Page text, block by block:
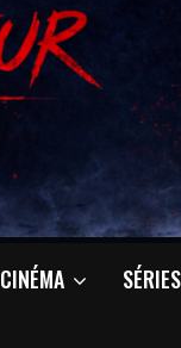
CINÉMA SÉRIES